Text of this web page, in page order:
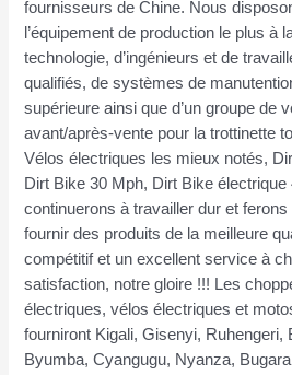
fournisseurs de Chine. Nous
l’équipement de production le plus à
technologie, d’ingénieurs et de
qualifiés, de systèmes de
supérieure ainsi que d’un groupe de
avant/après-vente pour la trottinette
Vélos électriques les mieux notés,
Dirt Bike 30 Mph, Dirt Bike
continuerons à travailler dur et
fournir des produits de la meilleure
compétitif et un excellent service à
satisfaction, notre gloire !!! Les
électriques, vélos électriques et
fourniront Kigali, Gisenyi, Ruhengeri,
Byumba, Cyangugu, Nyanza,